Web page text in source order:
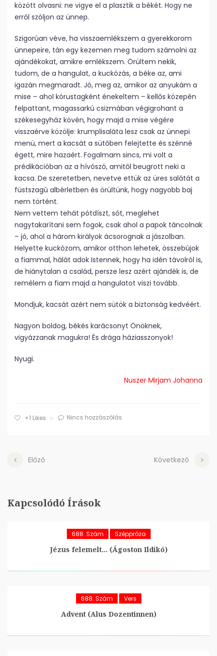
között olvasni: ne vigye el a plasztik a békét. Hogy ne
erről szóljon az ünnep.
Szigorúan véve, ha visszaemlékszem a gyerekkorom
ünnepeire, tán egy kezemen meg tudom számolni az
ajándékokat, amikre emlékszem. Örültem nekik,
tudom, de a hangulat, a kuckózás, a béke az, ami
igazán megmaradt. Jó, meg az, amikor az anyukám a
mise – ahol kórustagként énekeltem – kellős közepén
felpattant, magassarkú csizmában végigrohant a
székesegyház kövén, hogy majd a mise végére
visszaérve közölje: krumplisaláta lesz csak az ünnepi
menü, mert a kacsát a sütőben felejtette és szénné
égett, mire hazaért. Fogalmam sincs, mi volt a
prédikációban az a hívószó, amitől beugrott neki a
kacsa. De szeretetben, nevetve ettük az üres salátát a
füstszagú albérletben és örültünk, hogy nagyobb baj
nem történt.
Nem vettem tehát pótdíszt, sőt, meglehet
nagytakarítani sem fogok, csak ahol a papok táncolnak
– jó, ahol a három királyok ácsorognak a jászolban.
Helyette kuckózom, amikor otthon lehetek, összebújok
a fiammal, hálát adok Istennek, hogy ha idén távolról is,
de hiánytalan a család, persze lesz azért ajándék is, de
remélem a fiam majd a hangulatot viszi tovább.
Mondjuk, kacsát azért nem sütök a biztonság kedvéért.
Nagyon boldog, békés karácsonyt Önöknek,
vigyázzanak magukra! És drága háziasszonyok!
Nyugi.
Nuszer Mirjam Johanna
+1 Likes Nincs hozzászólás
Előző Következő
Kapcsolódó Írások
688. Szám Széppróza
Jézus felemelt… (Ágoston Ildikó)
688. Szám Vers
Advent (Alus Dozentinnen)